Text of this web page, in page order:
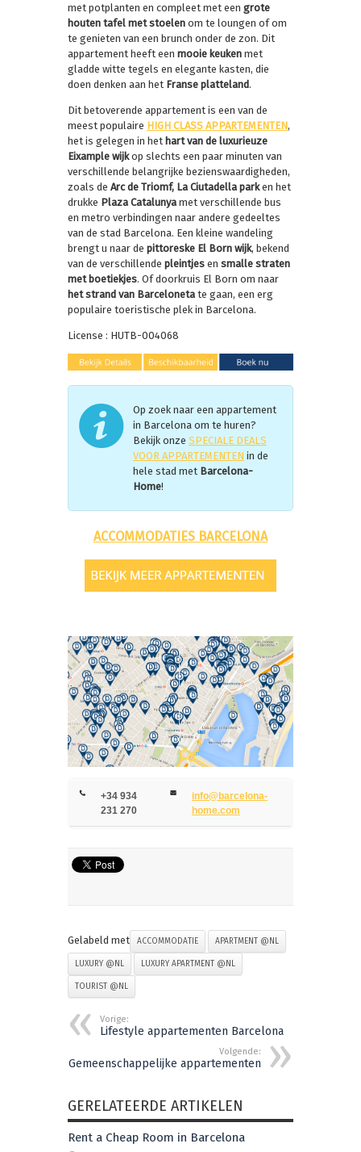
met potplanten en compleet met een grote
houten tafel met stoelen om te loungen of om
te genieten van een brunch onder de zon. Dit
appartement heeft een mooie keuken met
gladde witte tegels en elegante kasten, die
doen denken aan het Franse platteland .
Dit betoverende appartement is een van de
meest populaire HIGH CLASS APPARTEMENTEN,
het is gelegen in het hart van de luxurieuze
Eixample wijkop slechts een paar minuten van
verschillende belangrijke bezienswaardigheden,
zoals de Arc de Triomf, La Ciutadella parken het
drukke Plaza Catalunya met verschillende bus
en metro verbindingen naar andere gedeeltes
van de stad Barcelona. Een kleine wandeling
brengt u naar de pittoreske El Born wijk, bekend
van de verschillende pleintjes en smalle straten
met boetiekjes. Of doorkruis El Born om naar
het strand van Barceloneta te gaan, een erg
populaire toeristische plek in Barcelona.
License : HUTB-004068
Op zoek naar een appartement
in Barcelona om te huren?
Bekijk onze SPECIALE DEALS
VOOR APPARTEMENTEN in de
hele stad met Barcelona-
Home!
ACCOMMODATIES BARCELONA
+34 934
231 270
info@barcelona-
home.com
Gelabeld met ACCOMMODATIE APARTMENT @NL
LUXURY @NL LUXURY APARTMENT @NL
TOURIST @NL
Vorige:
Lifestyle appartementen Barcelona
Volgende:
Gemeenschappelijke appartementen
GERELATEERDE ARTIKELEN
Rent a Cheap Room in Barcelona